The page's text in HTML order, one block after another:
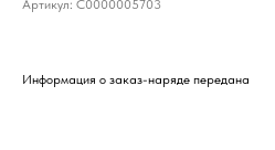
Артикул: С0000005703
Информация о заказ-наряде передана